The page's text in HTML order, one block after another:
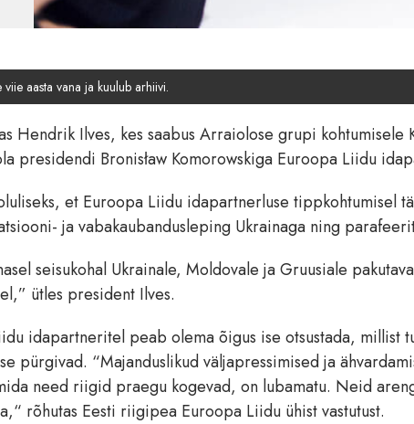
aasta vana ja kuulub arhiivi.
Hendrik Ilves, kes saabus Arraiolose grupi kohtumisele
presidendi Bronisław Komorowskiga Euroopa Liidu
et Euroopa Liidu idapartnerluse tippkohtumisel
ja vabakaubandusleping Ukrainaga ning
seisukohal Ukrainale, Moldovale ja Gruusiale
ütles president Ilves.
idapartneritel peab olema õigus ise otsustada, millist
pürgivad. “Majanduslikud väljapressimised ja
need riigid praegu kogevad, on lubamatu. Neid
rõhutas Eesti riigipea Euroopa Liidu ühist vastutust.